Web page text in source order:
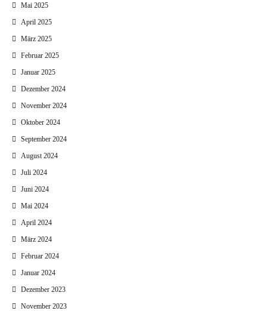
Mai 2025
April 2025
März 2025
Februar 2025
Januar 2025
Dezember 2024
November 2024
Oktober 2024
September 2024
August 2024
Juli 2024
Juni 2024
Mai 2024
April 2024
März 2024
Februar 2024
Januar 2024
Dezember 2023
November 2023